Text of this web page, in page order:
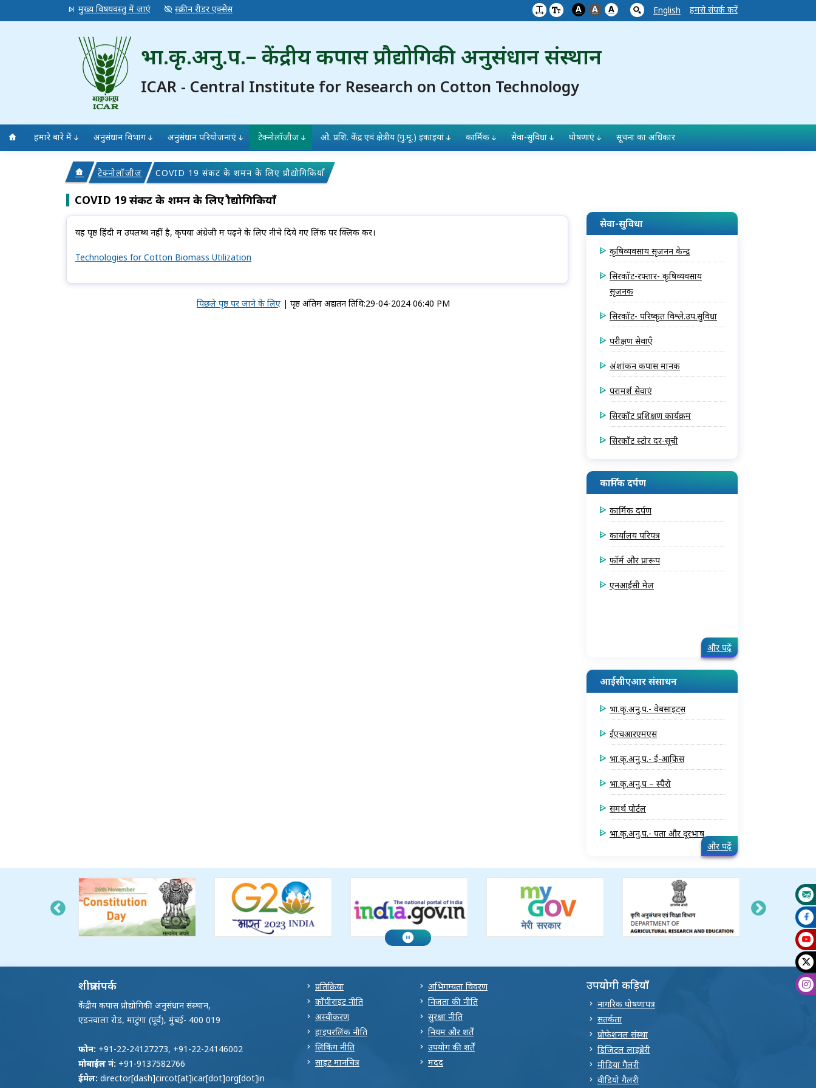
मुख्य विषयवस्तु में जाएं स्क्रीन रीडर एक्सेस A A A English हमसे संपर्क करें
भा.कृ.अनु.प.– केंद्रीय कपास प्रौद्योगिकी अनुसंधान संस्थान
ICAR - Central Institute for Research on Cotton Technology
हमारे बारे में अनुसंधान विभाग अनुसंधान परियोजनाएं टेक्नोलॉजीज ओ. प्रशि. केंद्र एवं क्षेत्रीय (गु.मू.) इकाइयां कार्मिक सेवा-सुविधा घोषणाएं सूचना का अधिकार
टेक्नोलॉजीज COVID 19 संकट के शमन के लिए प्रौद्योगिकियाँ
COVID 19 संकट के शमन के लिए प्रौद्योगिकियाँ
यह पृष्ठ हिंदी में उपलब्ध नहीं है, कृपया अंग्रेजी में पढ़ने के लिए नीचे दिये गए लिंक पर क्लिक करें।
Technologies for Cotton Biomass Utilization
पिछले पृष्ठ पर जाने के लिए | पृष्ठ अंतिम अद्यतन तिथि:29-04-2024 06:40 PM
सेवा-सुविधा
कृषिव्यवसाय सृजनन केन्द्र
सिरकॉट-रफ्तार- कृषिव्यवसाय
सृजनक
सिरकॉट- परिष्कृत विश्ले.उप.सुविधा
परीक्षण सेवाएँ
अंशांकन कपास मानक
परामर्श सेवाएं
सिरकॉट प्रशिक्षण कार्यक्रम
सिरकॉट स्टोर दर-सूची
कार्मिक दर्पण
कार्मिक दर्पण
कार्यालय परिपत्र
फॉर्म और प्रारूप
एनआईसी मेल
और पढ़ें
आईसीएआर संसाधन
भा.कृ.अनु.प.- वेबसाइट्स
ईएचआरएमएस
भा.कृ.अनु.प.- ई-आफि़स
भा.कृ.अनु.प – स्पैरो
समर्थ पोर्टल
भा.कृ.अनु.प.- पता और दूरभाष
और पढ़ें
शीघ्र संपर्क
केंद्रीय कपास प्रौद्योगिकी अनुसंधान संस्थान,
एडनवाला रोड, माटुंगा (पूर्व), मुंबई- 400 019
फोन: +91-22-24127273, +91-22-24146002
मोबाईल नं: +91-9137582766
ईमेल: director[dash]circot[at]icar[dot]org[dot]in
प्रतिक्रिया
कॉपीराइट नीति
अस्वीकरण
हाइपरलिंक नीति
लिंकिंग नीति
साइट मानचित्र
अभिगम्यता विवरण
निजता की नीति
सुरक्षा नीति
नियम और शर्तें
उपयोग की शर्तें
मदद
उपयोगी कड़ियाँ
नागरिक घोषणापत्र
सतर्कता
प्रोफेशनल संस्था
डिजिटल लाइब्रेरी
मीडिया गैलरी
वीडियो गैलरी